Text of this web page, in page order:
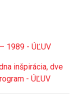
1989 - ÚĽUV
inšpirácia, dve
- ÚĽUV